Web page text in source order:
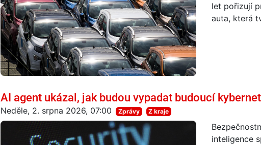
let pořizují
auta, která
AI agent ukázal, jak budou vypadat budoucí
Neděle, 2. srpna 2026, 07:00 Zprávy Z kraje
inteligence